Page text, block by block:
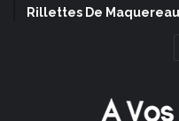
Rillettes De